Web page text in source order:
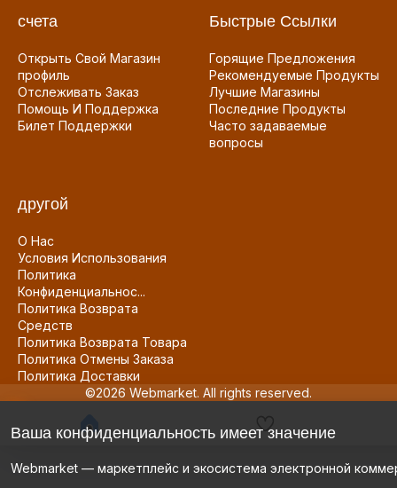
счета
Открыть Свой Магазин
профиль
Отслеживать Заказ
Помощь И Поддержка
Билет Поддержки
Быстрые Ссылки
Горящие Предложения
Рекомендуемые Продукты
Лучшие Магазины
Последние Продукты
Часто задаваемые
вопросы
другой
О Нас
Условия Использования
Политика
Конфиденциальнос...
Политика Возврата
Средств
Политика Возврата Товара
Политика Отмены Заказа
Политика Доставки
©2026 Webmarket. All rights reserved.
Ваша конфиденциальность имеет значение
Webmarket — маркетплейс и экосистема электронной